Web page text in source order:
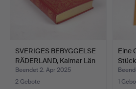
SVERIGES BEBYGGELSE
RÄDERLAND, Kalmar Län
…
Beendet 2. Apr 2025
2 Gebote
Eine
1